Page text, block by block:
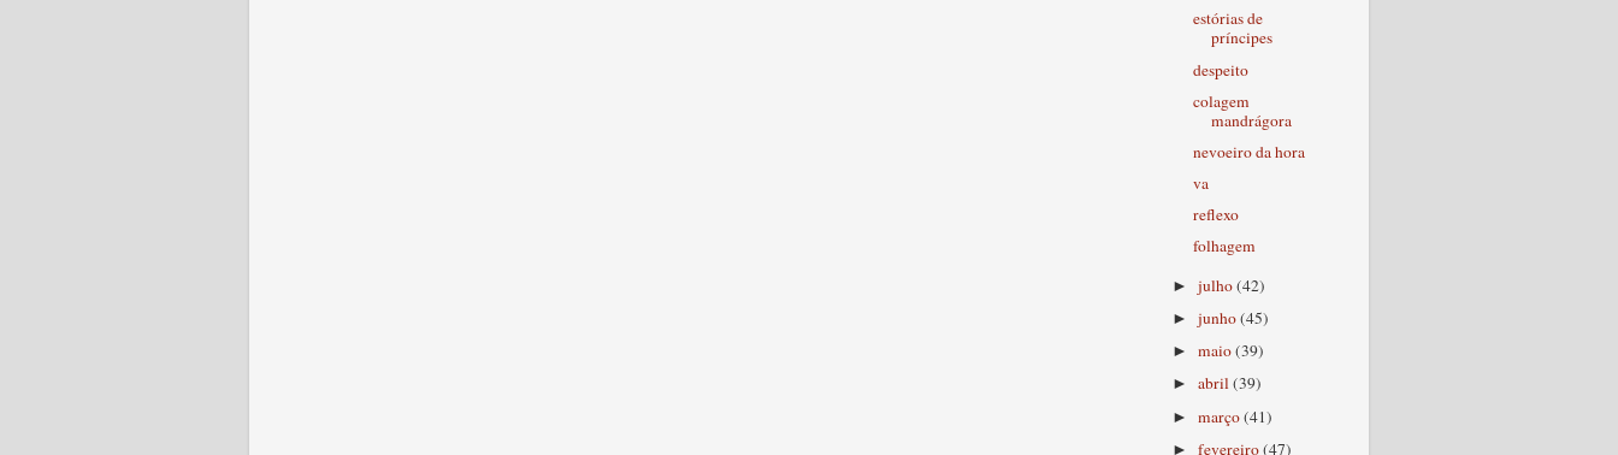
estórias de
príncipes
despeito
colagem
mandrágora
nevoeiro da hora
va
reflexo
folhagem
►julho(42)
►junho(45)
►maio(39)
►abril(39)
►março(41)
►fevereiro(47)